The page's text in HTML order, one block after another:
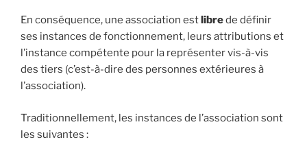
En conséquence, une association estlibrede définir
ses instances de fonctionnement, leurs attributions et
l’instance compétente pour la représenter vis-à-vis
des tiers (c’est-à-dire des personnes extérieures à
l’association).
Traditionnellement, les instances de l’association sont
les suivantes :